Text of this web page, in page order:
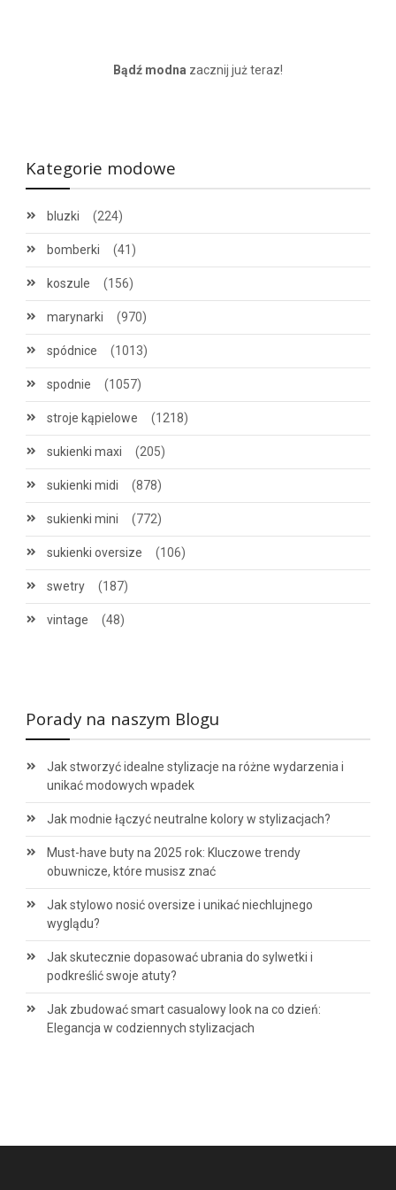
Bądź modna zacznij już teraz!
Kategorie modowe
bluzki (224)
bomberki (41)
koszule (156)
marynarki (970)
spódnice (1013)
spodnie (1057)
stroje kąpielowe (1218)
sukienki maxi (205)
sukienki midi (878)
sukienki mini (772)
sukienki oversize (106)
swetry (187)
vintage (48)
Porady na naszym Blogu
Jak stworzyć idealne stylizacje na różne wydarzenia i
unikać modowych wpadek
Jak modnie łączyć neutralne kolory w stylizacjach?
Must-have buty na 2025 rok: Kluczowe trendy
obuwnicze, które musisz znać
Jak stylowo nosić oversize i unikać niechlujnego
wyglądu?
Jak skutecznie dopasować ubrania do sylwetki i
podkreślić swoje atuty?
Jak zbudować smart casualowy look na co dzień:
Elegancja w codziennych stylizacjach